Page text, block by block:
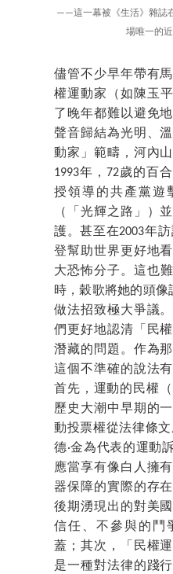
——這一幕被《生活》雜誌
場唯一的近
儘管不少早年帶有
權運動家（如陳玉平/
了晚年都難以避免
聲音歸結為光明、
動家」範疇，河內
1993年，72歲的百
授領導的共產黨遊
（「光輝之路」）
護。甚至在2003年
登幫助世界更好地
大恐怖分子。這也
時，穀歌將她的頭像
做法招致極大爭議
們更好地認清「民
潛藏的問題。作為
這個不準確的說法
首先，運動的民權
歷史大潮中早期的
動投票權從法律條
德·金為代表的運動
應當享有像白人擁
器保障的實際的存
後期湧現出的對美
信任、不參與的鬥
蓋；其次，「民權
是一種對法律的踐